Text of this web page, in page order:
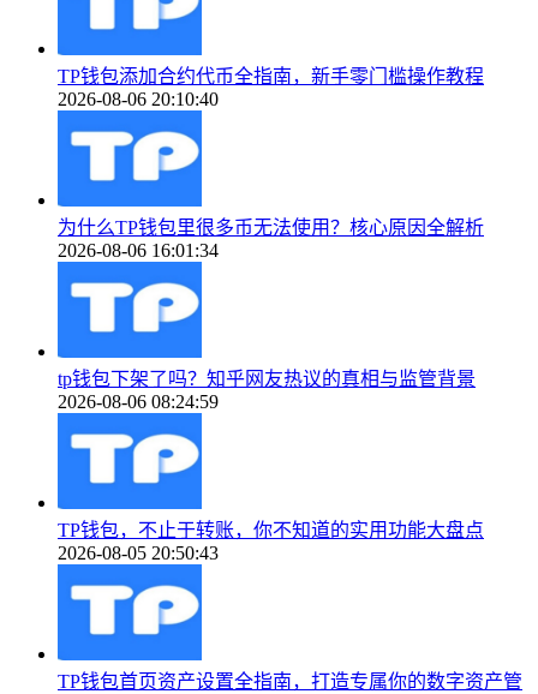
TP钱包添加合约代币全指南，新手零门槛操作教程
2026-08-06 20:10:40
为什么TP钱包里很多币无法使用？核心原因全解析
2026-08-06 16:01:34
tp钱包下架了吗？知乎网友热议的真相与监管背景
2026-08-06 08:24:59
TP钱包，不止于转账，你不知道的实用功能大盘点
2026-08-05 20:50:43
TP钱包首页资产设置全指南，打造专属你的数字资产管